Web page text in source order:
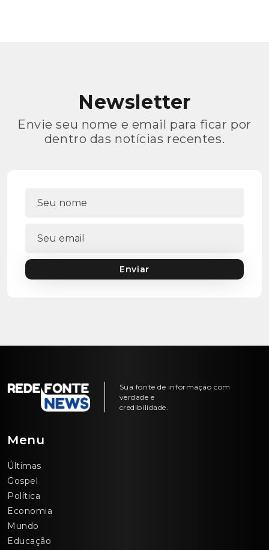
Newsletter
Envie seu nome e email para ficar por
dentro das notícias recentes.
Enviar
Sua fonte de informação com
verdade e
credibilidade.
Menu
Últimas
Gospel
Política
Economia
Mundo
Educação